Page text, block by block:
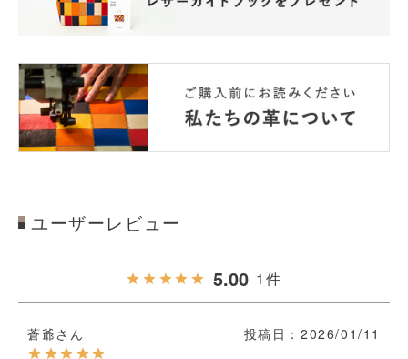
ユーザーレビュー
5.00 1
蒼爺 投稿日 2026/01/11